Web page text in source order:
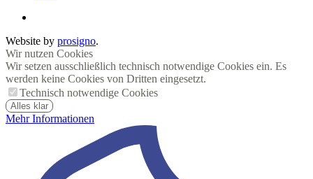
Website by prosigno.
Wir nutzen Cookies
Wir setzen ausschließlich technisch notwendige Cookies ein. Es
werden keine Cookies von Dritten eingesetzt.
Technisch notwendige Cookies
Alles klar
Mehr Informationen